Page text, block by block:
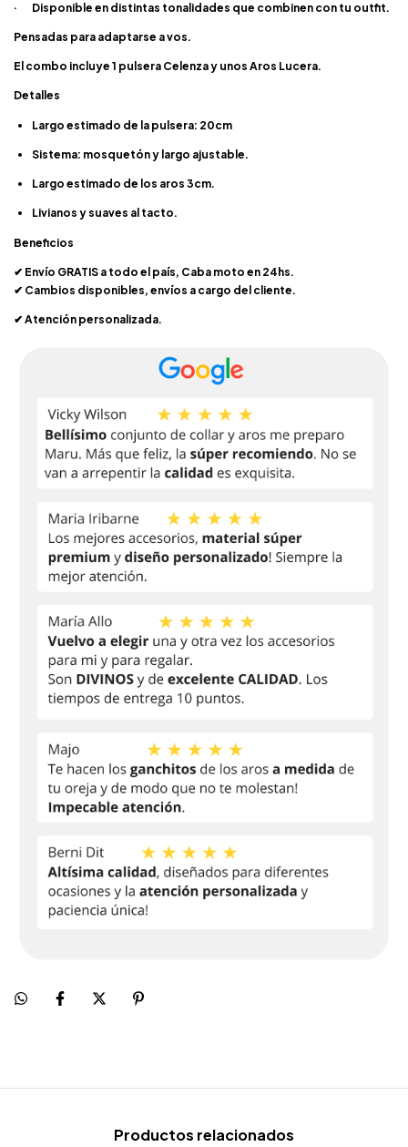
· Disponible en distintas tonalidades que combinen con tu outfit.
Pensadas para adaptarse a vos.
El combo incluye 1 pulsera Celenza y unos Aros Lucera.
Detalles
Largo estimado de la pulsera: 20cm
Sistema: mosquetón y largo ajustable.
Largo estimado de los aros 3cm.
Livianos y suaves al tacto.
Beneficios
✔ Envío GRATIS a todo el país, Caba moto en 24hs.
✔ Cambios disponibles, envíos a cargo del cliente.
✔ Atención personalizada.
Productos relacionados